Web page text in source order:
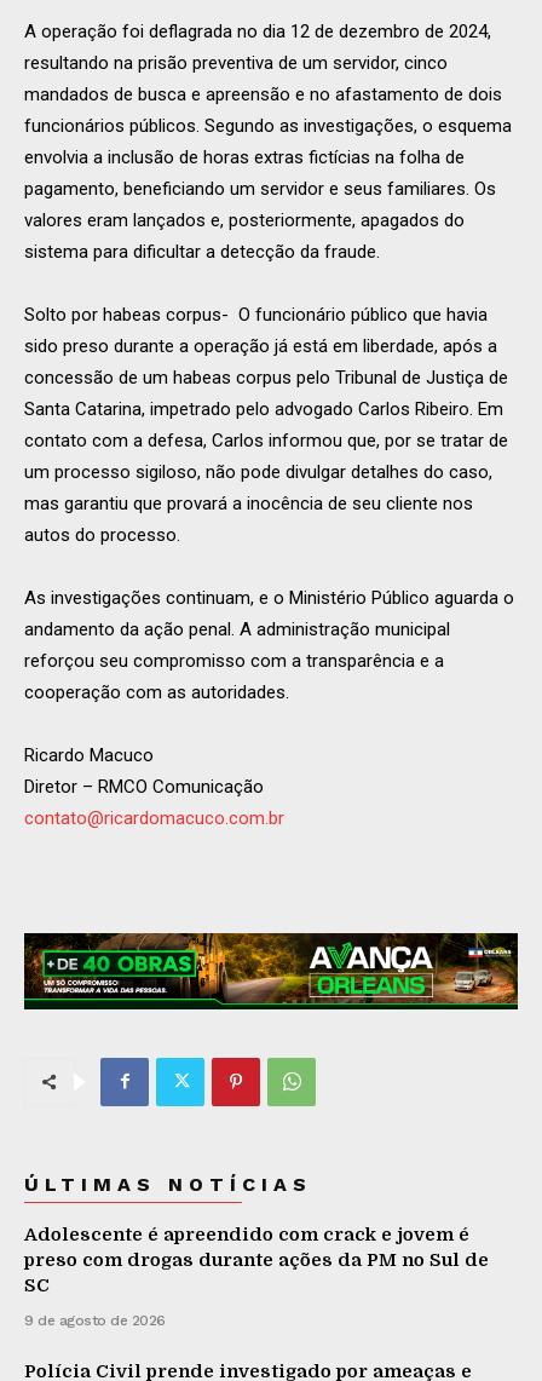
A operação foi deflagrada no dia 12 de dezembro de 2024,
resultando na prisão preventiva de um servidor, cinco
mandados de busca e apreensão e no afastamento de dois
funcionários públicos. Segundo as investigações, o esquema
envolvia a inclusão de horas extras fictícias na folha de
pagamento, beneficiando um servidor e seus familiares. Os
valores eram lançados e, posteriormente, apagados do
sistema para dificultar a detecção da fraude.
Solto por habeas corpus- O funcionário público que havia
sido preso durante a operação já está em liberdade, após a
concessão de um habeas corpus pelo Tribunal de Justiça de
Santa Catarina, impetrado pelo advogado Carlos Ribeiro. Em
contato com a defesa, Carlos informou que, por se tratar de
um processo sigiloso, não pode divulgar detalhes do caso,
mas garantiu que provará a inocência de seu cliente nos
autos do processo.
As investigações continuam, e o Ministério Público aguarda o
andamento da ação penal. A administração municipal
reforçou seu compromisso com a transparência e a
cooperação com as autoridades.
Ricardo Macuco
Diretor – RMCO Comunicação
contato@ricardomacuco.com.br
ÚLTIMAS NOTÍCIAS
Adolescente é apreendido com crack e jovem é
preso com drogas durante ações da PM no Sul de
SC
9 de agosto de 2026
Polícia Civil prende investigado por ameaças e